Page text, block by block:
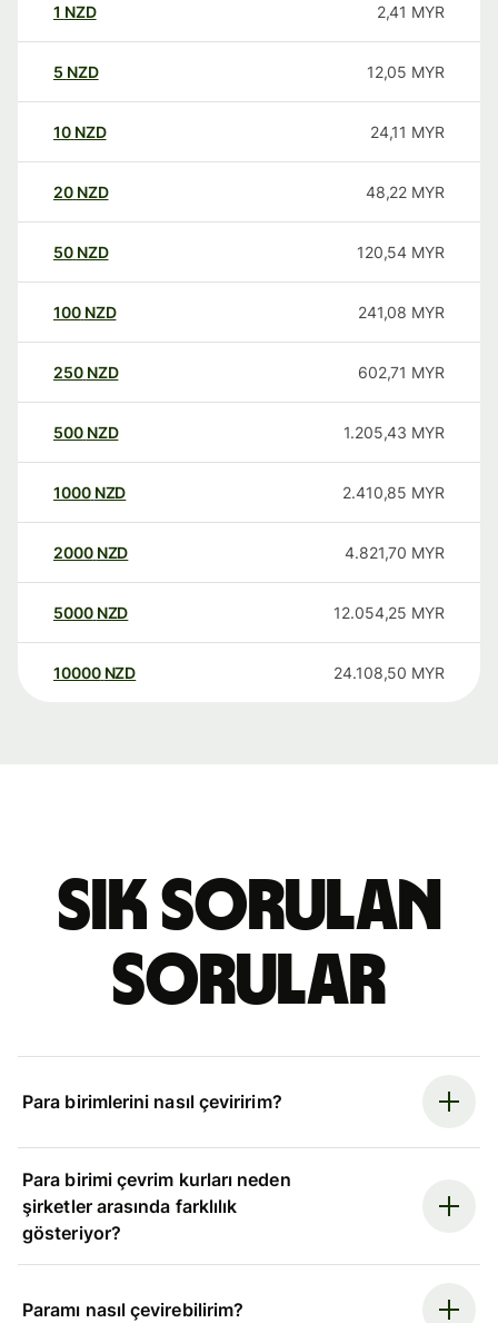
1 NZD 2,41 MYR
5 NZD 12,05 MYR
10 NZD 24,11 MYR
20 NZD 48,22 MYR
50 NZD 120,54 MYR
100 NZD 241,08 MYR
250 NZD 602,71 MYR
500 NZD 1.205,43 MYR
1000 NZD 2.410,85 MYR
2000 NZD 4.821,70 MYR
5000 NZD 12.054,25 MYR
10000 NZD 24.108,50 MYR
Sık sorulan
sorular
Para birimlerini nasıl çeviririm?
Para birimi çevrim kurları neden
şirketler arasında farklılık
gösteriyor?
Paramı nasıl çevirebilirim?